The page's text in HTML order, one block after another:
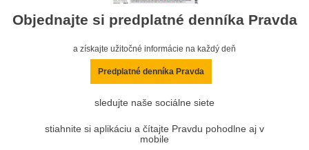
Objednajte si predplatné denníka Pravda
a získajte užitočné informácie na každý deň
Predplatné denníka Pravda
sledujte naše sociálne siete
stiahnite si aplikáciu a čítajte Pravdu pohodlne aj v
mobile